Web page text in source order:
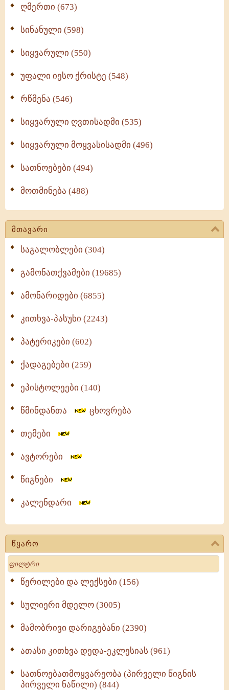
ღმერთი (673)
სინანული (598)
სიყვარული (550)
უფალი იესო ქრისტე (548)
რწმენა (546)
სიყვარული ღვთისადმი (535)
სიყვარული მოყვასისადმი (496)
სათნოებები (494)
მოთმინება (488)
მთავარი
საგალობლები (304)
გამონათქვამები (19685)
ამონარიდები (6855)
კითხვა-პასუხი (2243)
პატერიკები (602)
ქადაგებები (259)
ეპისტოლეები (140)
წმინდანთა ცხოვრება
თემები
ავტორები
წიგნები
კალენდარი
წყარო
Search
წერილები და ლექსები (156)
სულიერი მდელო (3005)
მამობრივი დარიგებანი (2390)
ათასი კითხვა დედა-ეკლესიას (961)
სათნოებათმოყვარეობა (პირველი წიგნის
პირველი ნაწილი) (844)